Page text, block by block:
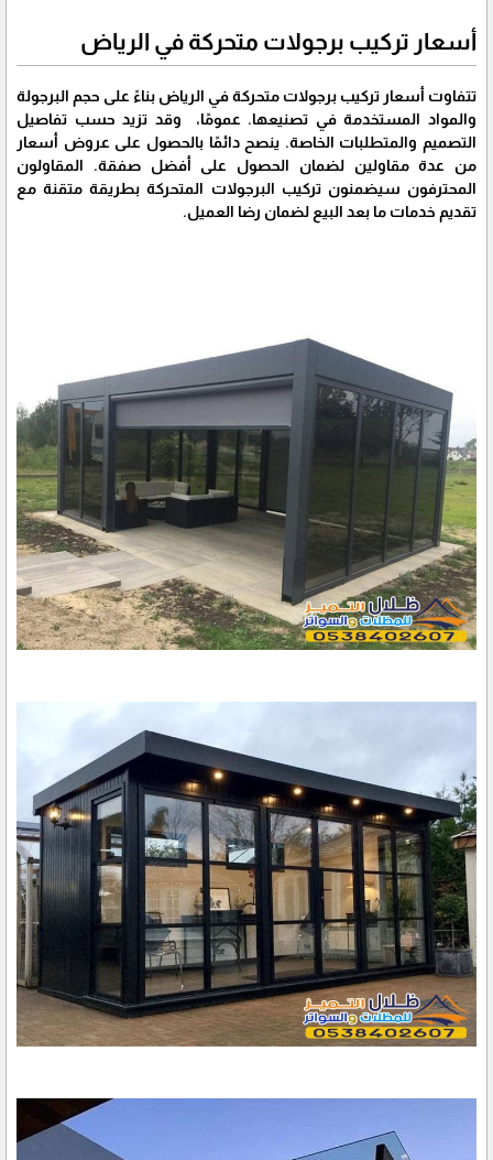
أسعار تركيب برجولات متحركة في الرياض
تتفاوت أسعار تركيب برجولات متحركة في الرياض بناءً على حجم البرجولة
والمواد المستخدمة في تصنيعها. عمومًا، وقد تزيد حسب تفاصيل
التصميم والمتطلبات الخاصة. ينصح دائمًا بالحصول على عروض أسعار
من عدة مقاولين لضمان الحصول على أفضل صفقة. المقاولون
المحترفون سيضمنون تركيب البرجولات المتحركة بطريقة متقنة مع
تقديم خدمات ما بعد البيع لضمان رضا العميل.